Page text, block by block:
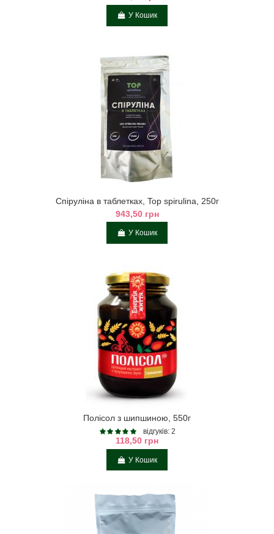
У Кошик
Спіруліна в таблетках, Top spirulina, 250г
943,50 грн
У Кошик
Полісол з шипшиною, 550г
відгуків: 2
118,50 грн
У Кошик